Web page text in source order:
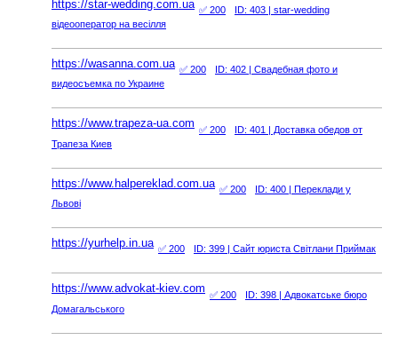
https://star-wedding.com.ua ✅ 200 ID: 403 | star-wedding
відеооператор на весілля
https://wasanna.com.ua ✅ 200 ID: 402 | Свадебная фото и
видеосъемка по Украине
https://www.trapeza-ua.com ✅ 200 ID: 401 | Доставка обедов от
Трапеза Киев
https://www.halpereklad.com.ua ✅ 200 ID: 400 | Переклади у
Львові
https://yurhelp.in.ua ✅ 200 ID: 399 | Сайт юриста Світлани Приймак
https://www.advokat-kiev.com ✅ 200 ID: 398 | Адвокатське бюро
Домагальського